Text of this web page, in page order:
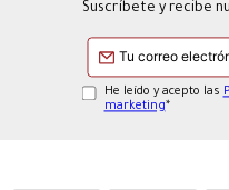
Suscríbete y recibe
He leído y acepto las
marketing*